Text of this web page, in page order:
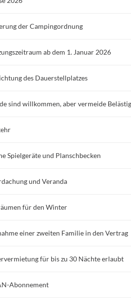
der Campingordnung
ab dem 1. Januar 2026
des Dauerstellplatzes
sind willkommen, aber vermeide
Spielgeräte und Planschbecken
und Veranda
für den Winter
einer zweiten Familie in den Vertrag
für bis zu 30 Nächte erlaubt
Abonnement